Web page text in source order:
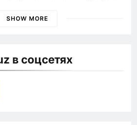
SHOW MORE
в соцсетях